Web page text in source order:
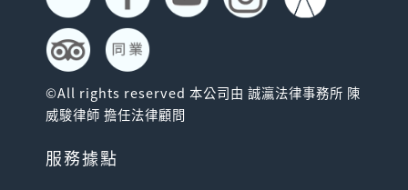
©All rights reserved 本公司由 誠瀛法律事務所 陳
威駿律師 擔任法律顧問
服務據點